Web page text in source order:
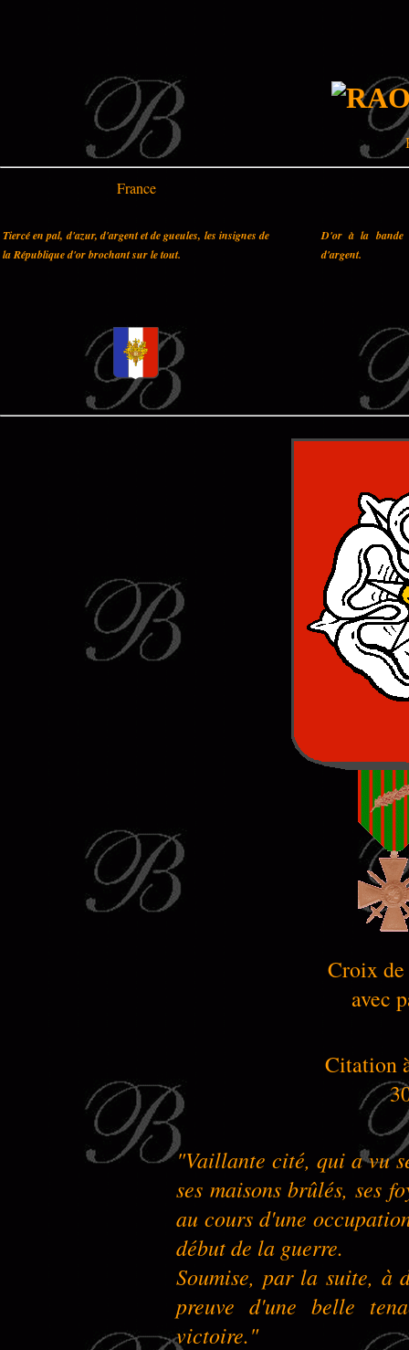
France
Tiercé en pal, d'azur, d'argent et de gueules, les insignes de
la République d'or brochant sur le tout.
D'or à la bande
d'argent.
Croix
avec
Citation
"Vaillante cité, qui a vu
ses maisons brûlés, ses
au cours d'une
début de la guerre.
Soumise, par la suite, à
preuve d'une belle
victoire."